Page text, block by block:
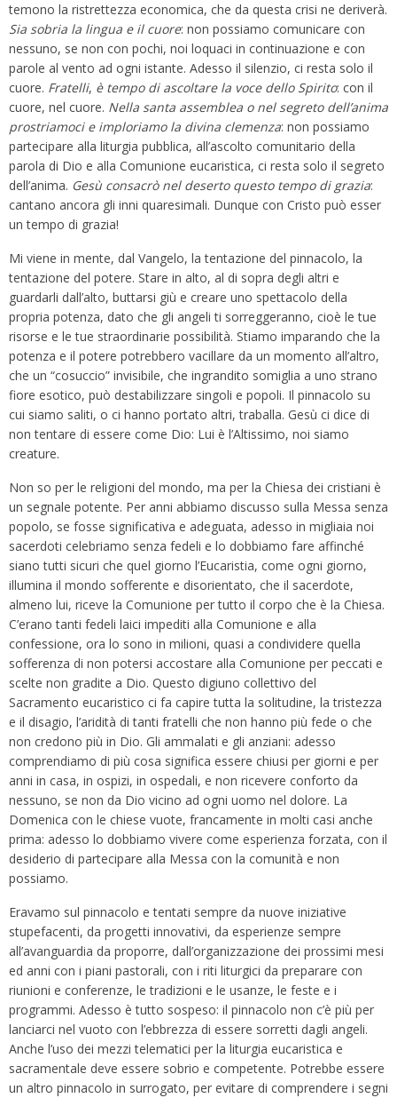
temono la ristrettezza economica, che da questa crisi ne deriverà.
Sia sobria la lingua e il cuore: non possiamo comunicare con
nessuno, se non con pochi, noi loquaci in continuazione e con
parole al vento ad ogni istante. Adesso il silenzio, ci resta solo il
cuore. Fratelli, è tempo di ascoltare la voce dello Spirito: con il
cuore, nel cuore. Nella santa assemblea o nel segreto dell’anima
prostriamoci e imploriamo la divina clemenza: non possiamo
partecipare alla liturgia pubblica, all’ascolto comunitario della
parola di Dio e alla Comunione eucaristica, ci resta solo il segreto
dell’anima. Gesù consacrò nel deserto questo tempo di grazia:
cantano ancora gli inni quaresimali. Dunque con Cristo può esser
un tempo di grazia!
Mi viene in mente, dal Vangelo, la tentazione del pinnacolo, la
tentazione del potere. Stare in alto, al di sopra degli altri e
guardarli dall’alto, buttarsi giù e creare uno spettacolo della
propria potenza, dato che gli angeli ti sorreggeranno, cioè le tue
risorse e le tue straordinarie possibilità. Stiamo imparando che la
potenza e il potere potrebbero vacillare da un momento all’altro,
che un “cosuccio” invisibile, che ingrandito somiglia a uno strano
fiore esotico, può destabilizzare singoli e popoli. Il pinnacolo su
cui siamo saliti, o ci hanno portato altri, traballa. Gesù ci dice di
non tentare di essere come Dio: Lui è l’Altissimo, noi siamo
creature.
Non so per le religioni del mondo, ma per la Chiesa dei cristiani è
un segnale potente. Per anni abbiamo discusso sulla Messa senza
popolo, se fosse significativa e adeguata, adesso in migliaia noi
sacerdoti celebriamo senza fedeli e lo dobbiamo fare affinché
siano tutti sicuri che quel giorno l’Eucaristia, come ogni giorno,
illumina il mondo sofferente e disorientato, che il sacerdote,
almeno lui, riceve la Comunione per tutto il corpo che è la Chiesa.
C’erano tanti fedeli laici impediti alla Comunione e alla
confessione, ora lo sono in milioni, quasi a condividere quella
sofferenza di non potersi accostare alla Comunione per peccati e
scelte non gradite a Dio. Questo digiuno collettivo del
Sacramento eucaristico ci fa capire tutta la solitudine, la tristezza
e il disagio, l’aridità di tanti fratelli che non hanno più fede o che
non credono più in Dio. Gli ammalati e gli anziani: adesso
comprendiamo di più cosa significa essere chiusi per giorni e per
anni in casa, in ospizi, in ospedali, e non ricevere conforto da
nessuno, se non da Dio vicino ad ogni uomo nel dolore. La
Domenica con le chiese vuote, francamente in molti casi anche
prima: adesso lo dobbiamo vivere come esperienza forzata, con il
desiderio di partecipare alla Messa con la comunità e non
possiamo.
Eravamo sul pinnacolo e tentati sempre da nuove iniziative
stupefacenti, da progetti innovativi, da esperienze sempre
all’avanguardia da proporre, dall’organizzazione dei prossimi mesi
ed anni con i piani pastorali, con i riti liturgici da preparare con
riunioni e conferenze, le tradizioni e le usanze, le feste e i
programmi. Adesso è tutto sospeso: il pinnacolo non c’è più per
lanciarci nel vuoto con l’ebbrezza di essere sorretti dagli angeli.
Anche l’uso dei mezzi telematici per la liturgia eucaristica e
sacramentale deve essere sobrio e competente. Potrebbe essere
un altro pinnacolo in surrogato, per evitare di comprendere i segni